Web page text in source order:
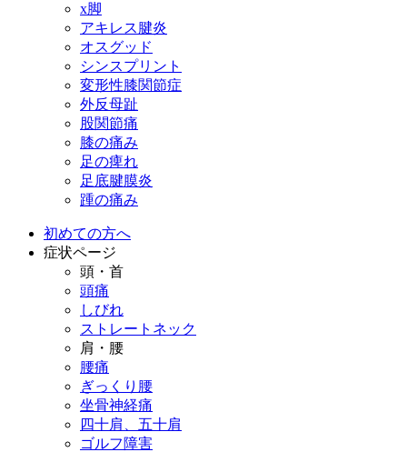
x脚
アキレス腱炎
オスグッド
シンスプリント
変形性膝関節症
外反母趾
股関節痛
膝の痛み
足の痺れ
足底腱膜炎
踵の痛み
初めての方へ
症状ページ
頭・首
頭痛
しびれ
ストレートネック
肩・腰
腰痛
ぎっくり腰
坐骨神経痛
四十肩、五十肩
ゴルフ障害